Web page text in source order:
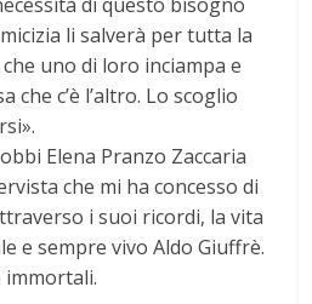
li salverà per tutta la
uno di loro inciampa e
che c’è l’altro. Lo scoglio
Elena Pranzo Zaccaria
che mi ha concesso di
i suoi ricordi, la vita
e sempre vivo Aldo Giuffrè.
immortali.